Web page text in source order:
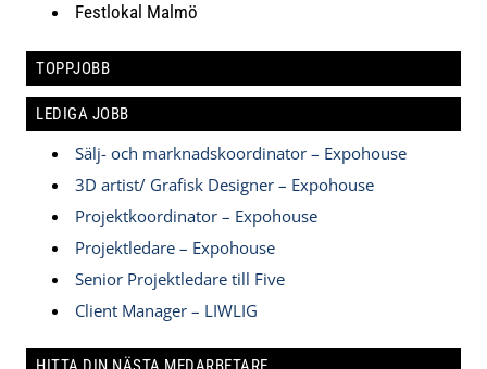
Festlokal Malmö
TOPPJOBB
LEDIGA JOBB
Sälj- och marknadskoordinator – Expohouse
3D artist/ Grafisk Designer – Expohouse
Projektkoordinator – Expohouse
Projektledare – Expohouse
Senior Projektledare till Five
Client Manager – LIWLIG